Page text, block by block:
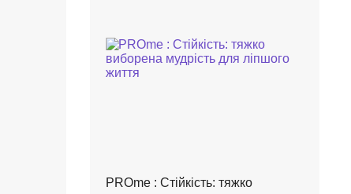
PROme : Стійкість: тяжко